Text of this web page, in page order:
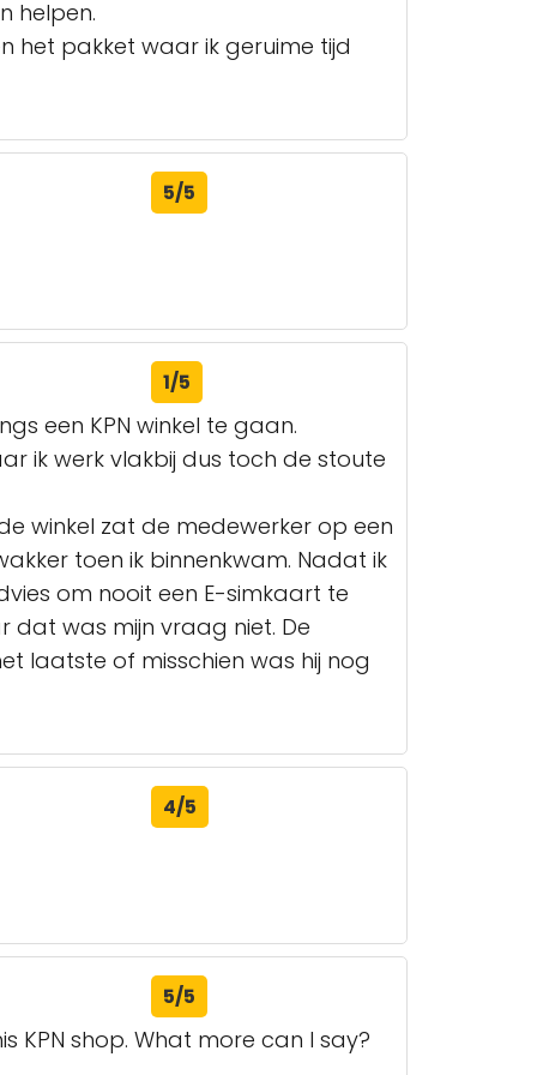
helpen.
het pakket waar ik geruime tijd
5/5
1/5
een KPN winkel te gaan.
ik werk vlakbij dus toch de stoute
winkel zat de medewerker op een
toen ik binnenkwam. Nadat ik
om nooit een E-simkaart te
dat was mijn vraag niet. De
laatste of misschien was hij nog
4/5
5/5
shop. What more can I say?